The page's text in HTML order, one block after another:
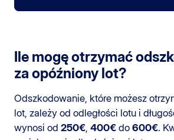
Ile mogę otrzymać
za opóźniony lot?
Odszkodowanie, które możesz
lot, zależy od odległości lotu i
wynosi od 250€ 400€ do 600€.